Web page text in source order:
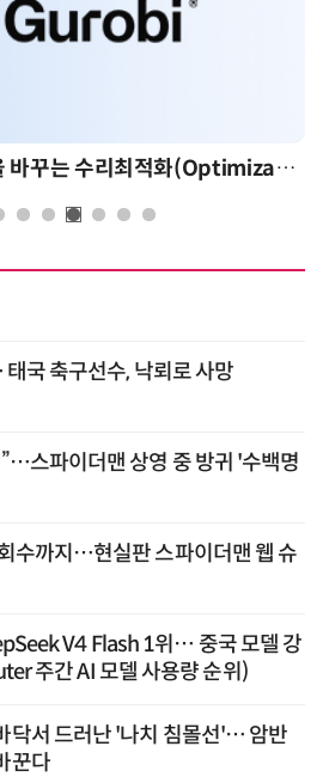
AI 시대의 의사결정을 바꾸는 수리최적화(Optimization): 실제 산업 적용 사례와 활용 전략
국 축구선수, 낙뢰로 사망
스파이더맨 상영 중 방귀 '수백명
수까지…현실판 스파이더맨 웹 슈
V4 Flash 1위… 중국 모델 강
주간 AI 모델 사용량 순위)
닥서 드러난 '나치 침몰선'… 암반
꾼다